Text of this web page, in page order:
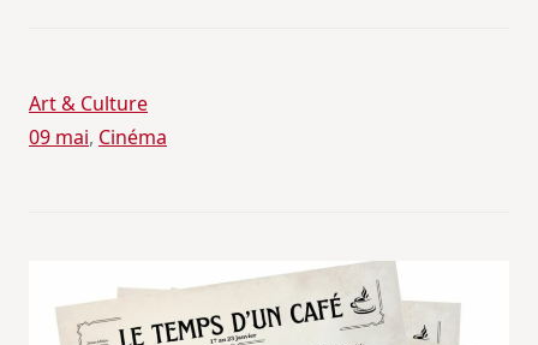
Art & Culture
09 mai, Cinéma